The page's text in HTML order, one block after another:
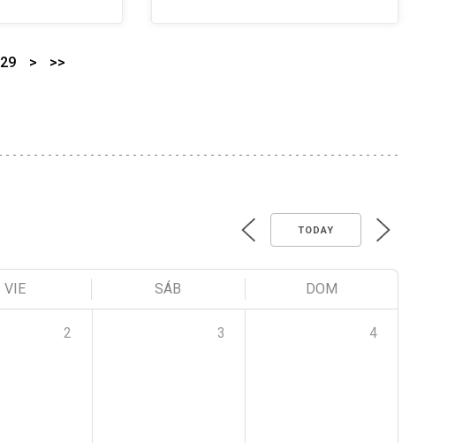
29 > >>
TODAY
VIE SÁB DOM
2 3 4